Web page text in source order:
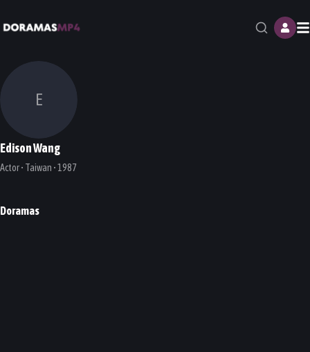
E
Edison Wang
Actor • Taiwan • 1987
Doramas
Single Ladies Senior